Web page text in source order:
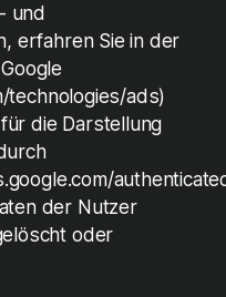
und
erfahren Sie in der
technologies/ads)
die Darstellung
der Nutzer
oder